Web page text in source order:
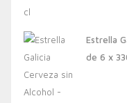
Estrella
de 6 x